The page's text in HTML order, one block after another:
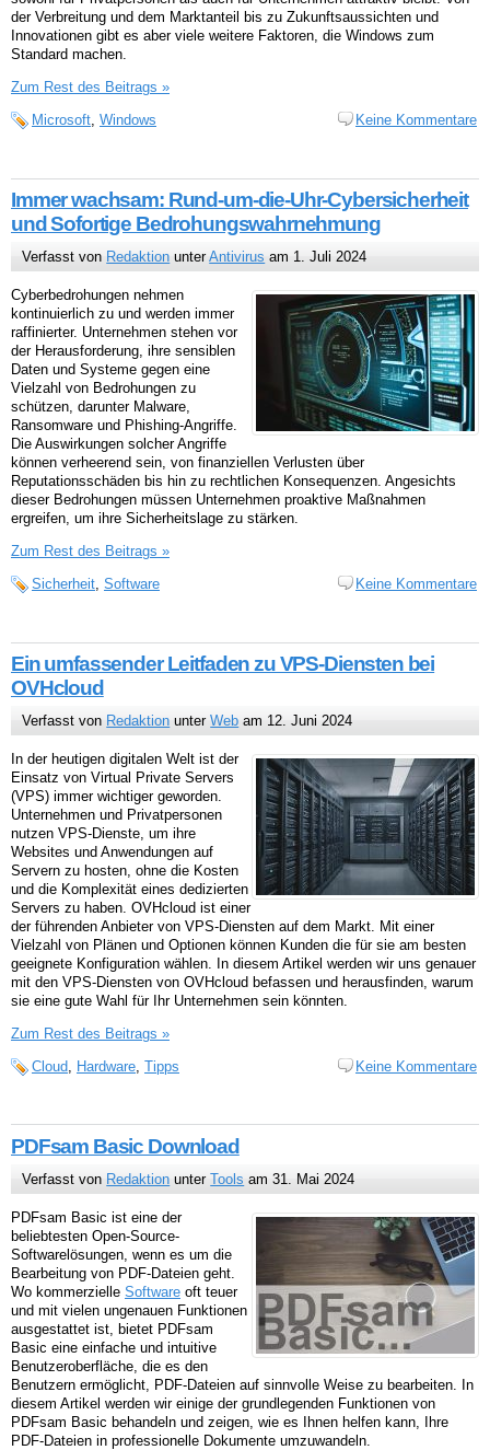
der Verbreitung und dem Marktanteil bis zu Zukunftsaussichten und
Innovationen gibt es aber viele weitere Faktoren, die Windows zum
Standard machen.
Zum Rest des Beitrags »
Microsoft, Windows Keine Kommentare
Immer wachsam: Rund-um-die-Uhr-Cybersicherheit
und Sofortige Bedrohungswahrnehmung
Verfasst von Redaktion unterAntivirus am 1. Juli 2024
Cyberbedrohungen nehmen
kontinuierlich zu und werden immer
raffinierter. Unternehmen stehen vor
der Herausforderung, ihre sensiblen
Daten und Systeme gegen eine
Vielzahl von Bedrohungen zu
schützen, darunter Malware,
Ransomware und Phishing-Angriffe.
Die Auswirkungen solcher Angriffe
können verheerend sein, von finanziellen Verlusten über
Reputationsschäden bis hin zu rechtlichen Konsequenzen. Angesichts
dieser Bedrohungen müssen Unternehmen proaktive Maßnahmen
ergreifen, um ihre Sicherheitslage zu stärken.
Zum Rest des Beitrags »
Sicherheit Software Keine Kommentare
Ein umfassender Leitfaden zu VPS-Diensten bei
OVHcloud
Verfasst von Redaktion unterWeb am 12. Juni 2024
In der heutigen digitalen Welt ist der
Einsatz von Virtual Private Servers
(VPS) immer wichtiger geworden.
Unternehmen und Privatpersonen
nutzen VPS-Dienste, um ihre
Websites und Anwendungen auf
Servern zu hosten, ohne die Kosten
und die Komplexität eines dedizierten
Servers zu haben. OVHcloud ist einer
der führenden Anbieter von VPS-Diensten auf dem Markt. Mit einer
Vielzahl von Plänen und Optionen können Kunden die für sie am besten
geeignete Konfiguration wählen. In diesem Artikel werden wir uns genauer
mit den VPS-Diensten von OVHcloud befassen und herausfinden, warum
sie eine gute Wahl für Ihr Unternehmen sein könnten.
Zum Rest des Beitrags »
Cloud Hardware Tipps Keine Kommentare
PDFsam Basic Download
Verfasst von Redaktion unterTools am 31. Mai 2024
PDFsam Basic ist eine der
beliebtesten Open-Source-
Softwarelösungen, wenn es um die
Bearbeitung von PDF-Dateien geht.
Wo kommerzielle Software oft teuer
und mit vielen ungenauen Funktionen
ausgestattet ist, bietet PDFsam
Basic eine einfache und intuitive
Benutzeroberfläche, die es den
Benutzern ermöglicht, PDF-Dateien auf sinnvolle Weise zu bearbeiten. In
diesem Artikel werden wir einige der grundlegenden Funktionen von
PDFsam Basic behandeln und zeigen, wie es Ihnen helfen kann, Ihre
PDF-Dateien in professionelle Dokumente umzuwandeln.